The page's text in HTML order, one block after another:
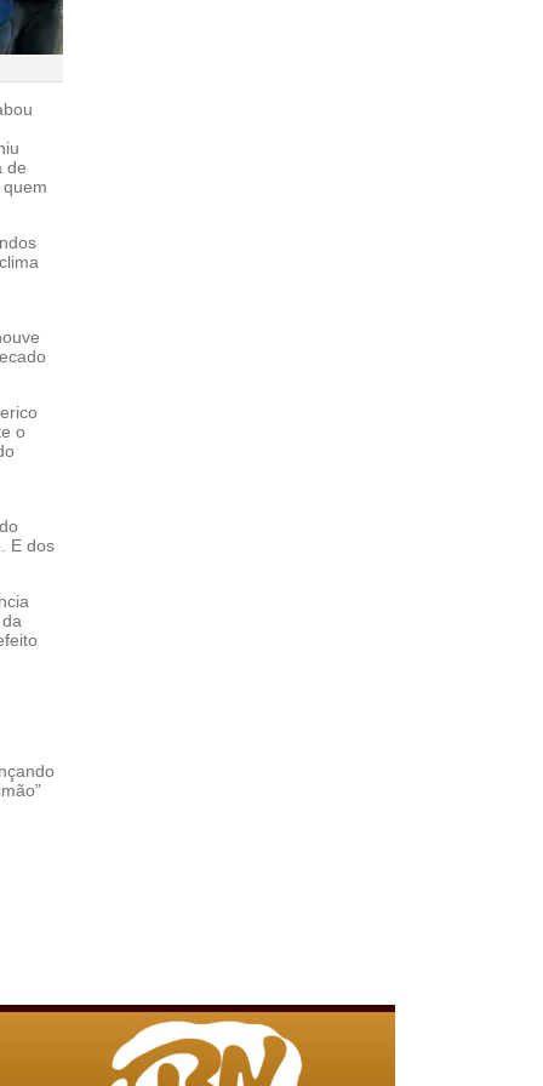
de
o
E dos